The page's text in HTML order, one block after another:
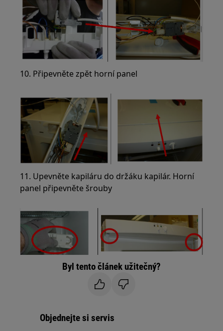
10. Připevněte zpět horní panel
11. Upevněte kapiláru do držáku kapilár. Horní
panel připevněte šrouby
Byl tento článek užitečný?
Objednejte si servis